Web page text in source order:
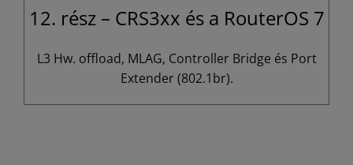
12. rész – CRS3xx és a RouterOS 7
L3 Hw. offload, MLAG, Controller Bridge és Port
Extender (802.1br).